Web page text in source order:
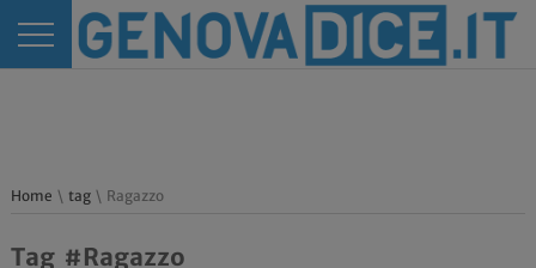
Home \ tag\ Ragazzo
Tag #Ragazzo